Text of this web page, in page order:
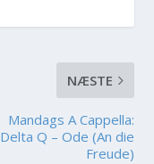
NÆSTE
Mandags A Cappella:
Delta Q – Ode (An die
Freude)